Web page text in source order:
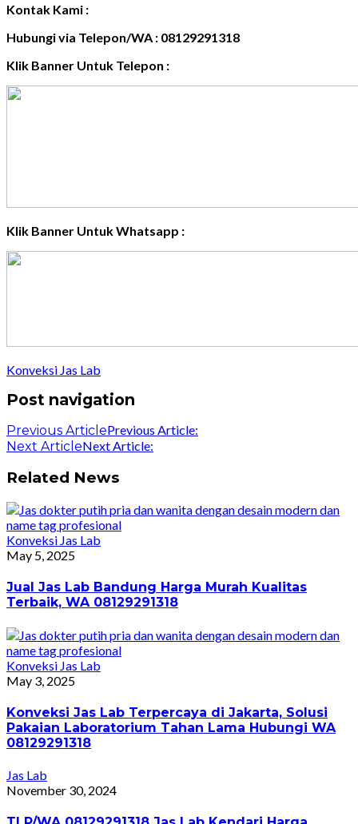
Kontak Kami :
Hubungi via Telepon/WA : 08129291318
Klik Banner Untuk Telepon :
Klik Banner Untuk Whatsapp :
Konveksi Jas Lab
Post navigation
Previous ArticlePrevious Article:
Next ArticleNext Article:
Related News
Konveksi Jas Lab
May 5, 2025
Jual Jas Lab Bandung Harga Murah Kualitas
Terbaik, WA 08129291318
Konveksi Jas Lab
May 3, 2025
Konveksi Jas Lab Terpercaya di Jakarta, Solusi
Pakaian Laboratorium Tahan Lama Hubungi WA
08129291318
Jas Lab
November 30, 2024